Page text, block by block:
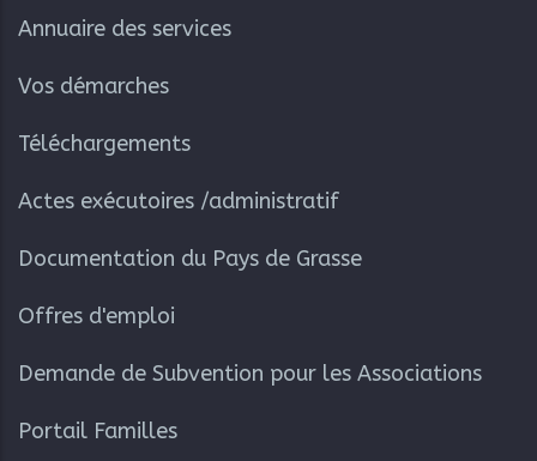
Annuaire des services
Vos démarches
Téléchargements
Actes exécutoires /administratif
Documentation du Pays de Grasse
Offres d'emploi
Demande de Subvention pour les Associations
Portail Familles